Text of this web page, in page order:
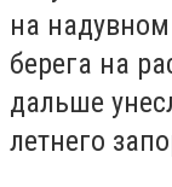
на надувном
берега на
дальше
летнего